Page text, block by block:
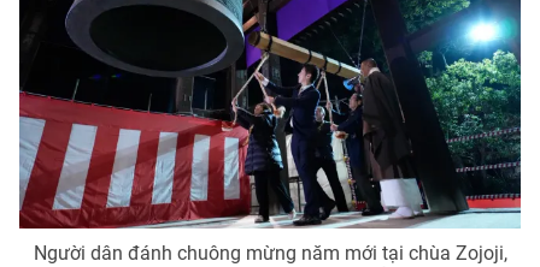
Người dân đánh chuông mừng năm mới tại chùa Zojoji,